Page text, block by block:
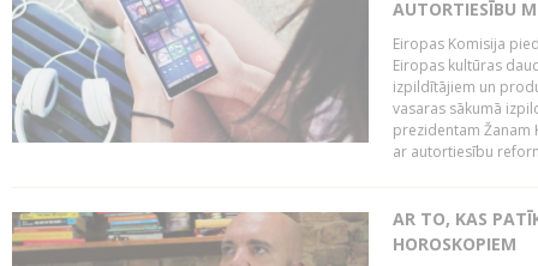
AUTORTIESĪBU
Eiropas Komisija
Eiropas kultūras
izpildītājiem un
vasaras sākumā
prezidentam Žanam
ar autortiesību
AR TO, KAS
HOROSKOPIEM